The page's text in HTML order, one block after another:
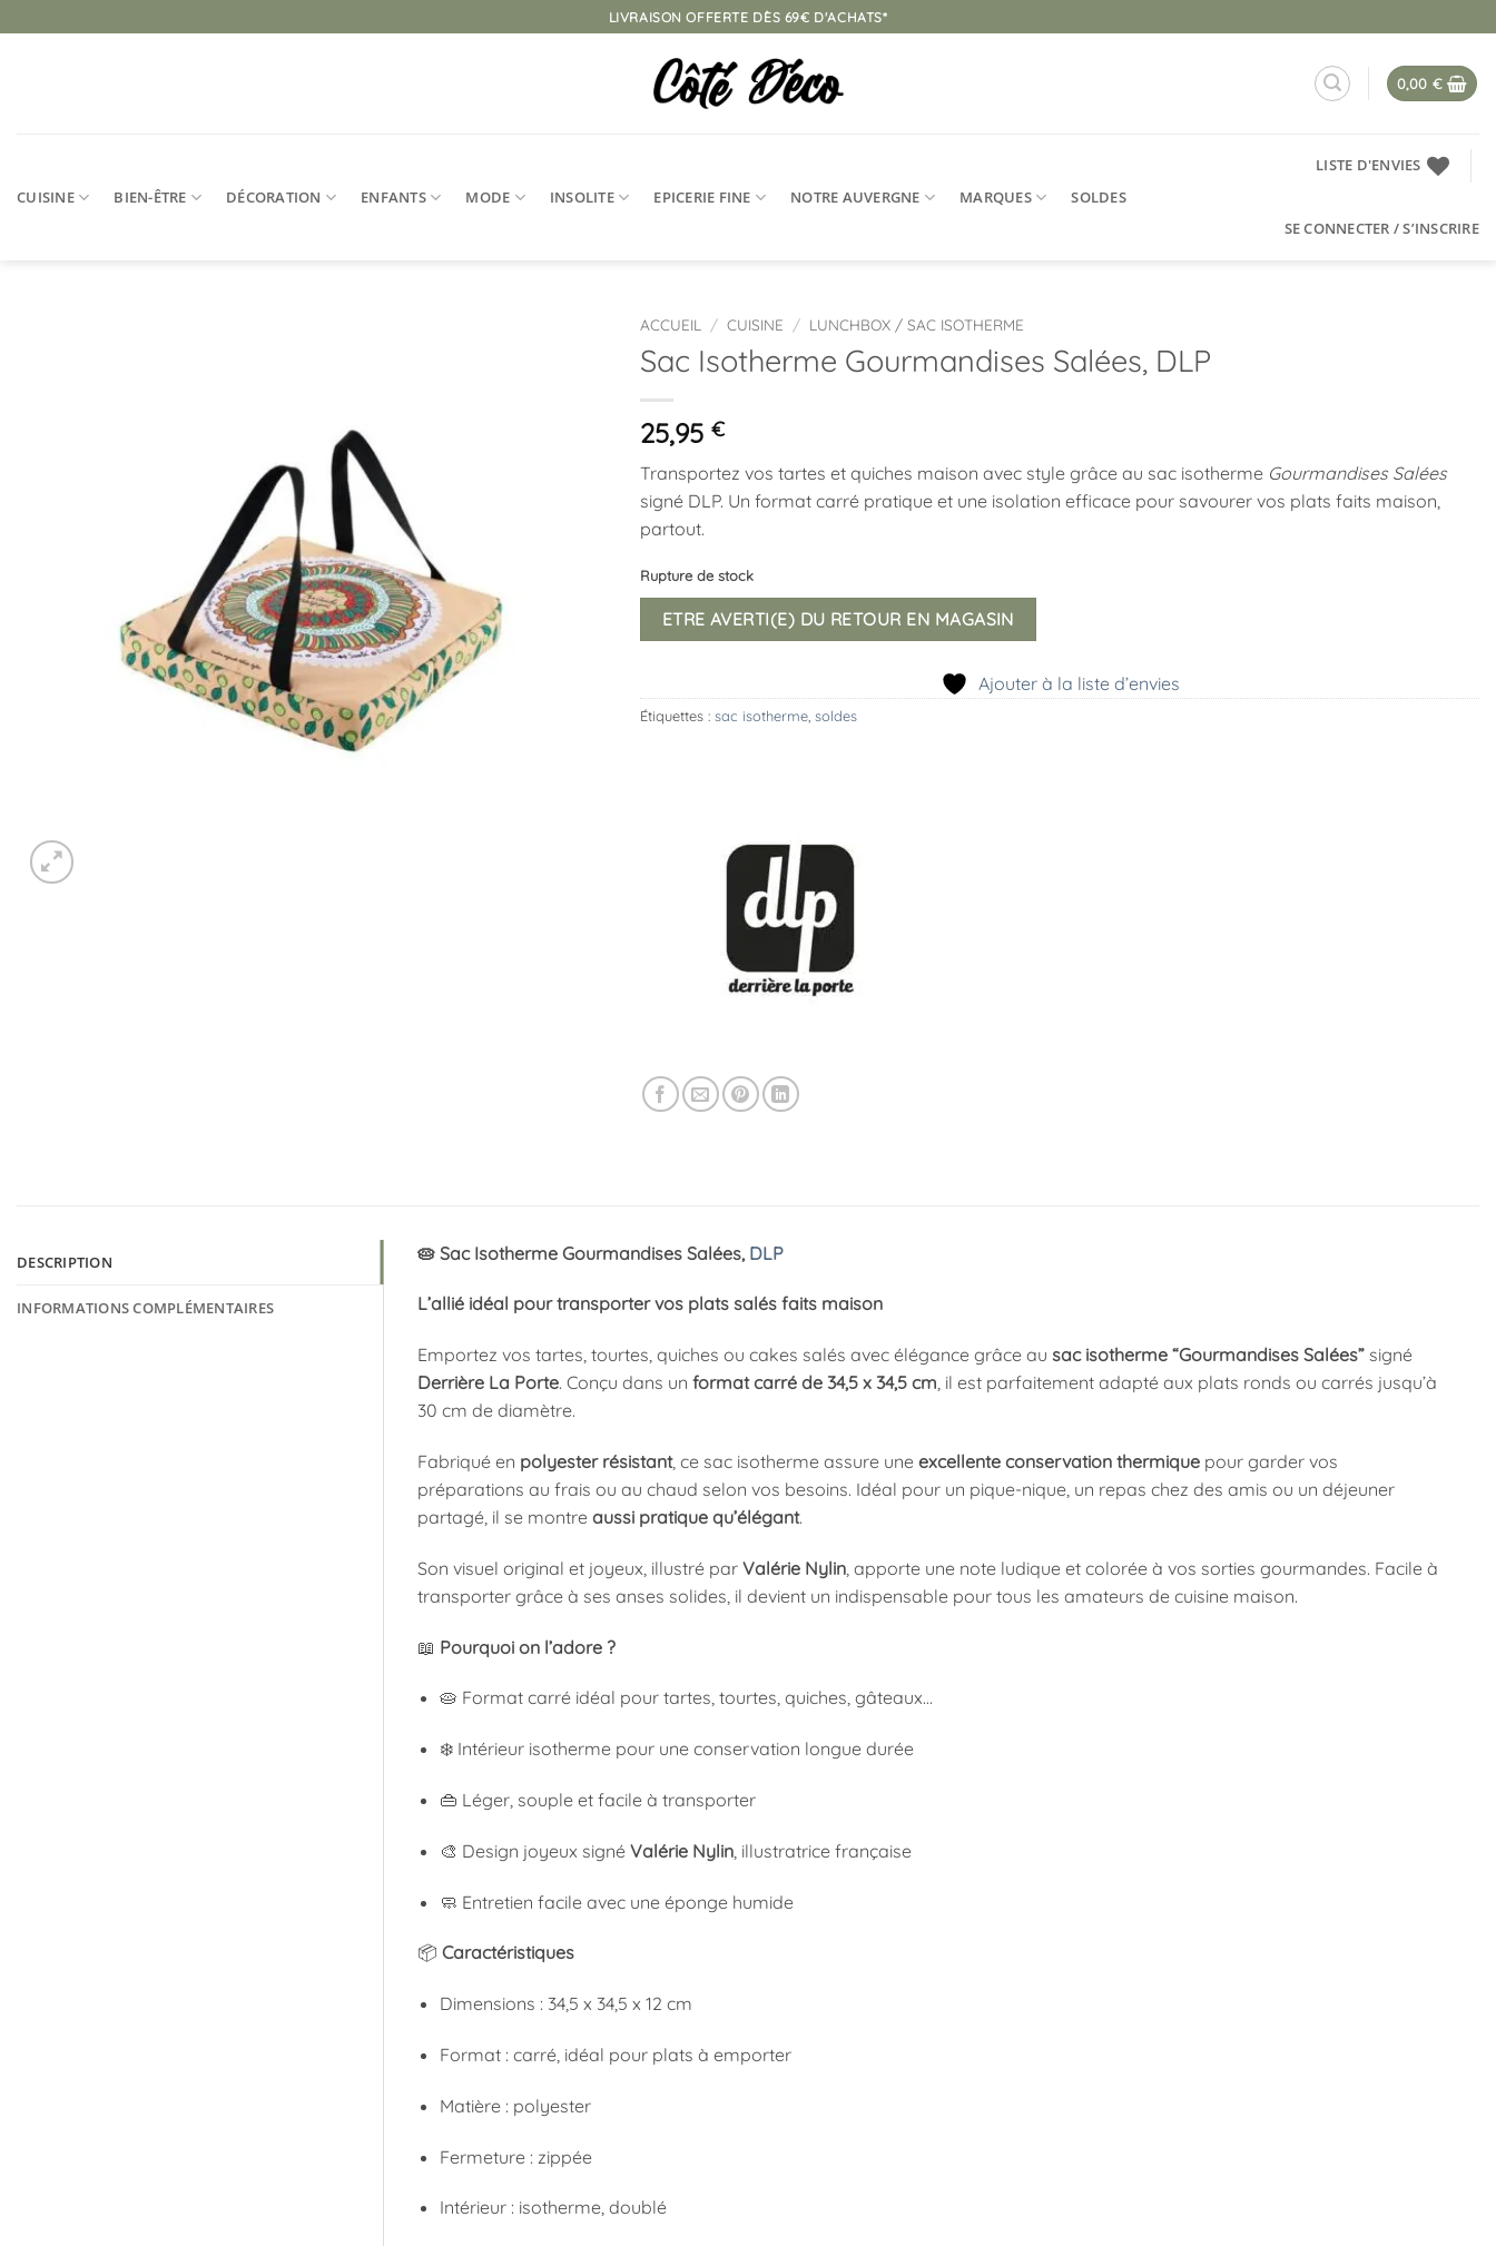
au
LIVRAISON OFFERTE DÈS 69€ D'ACHATS*
0,00 €
CUISINE BIEN-ÊTRE DÉCORATION ENFANTS MODE INSOLITE EPICERIE FINE NOTRE AUVERGNE MARQUES SOLDES
LISTE D'ENVIES
SE CONNECTER / S’INSCRIRE
ACCUEIL / CUISINE / LUNCHBOX / SAC ISOTHERME
Sac Isotherme Gourmandises Salées, DLP
25,95 €
Transportez vos tartes et quiches maison avec style grâce au sac isotherme Gourmandises Salées
signé DLP. Un format carré pratique et une isolation efficace pour savourer vos plats faits maison,
partout.
Rupture de stock
ETRE AVERTI(E) DU RETOUR EN MAGASIN
Ajouter à la liste d’envies
Étiquettes : sac isotherme soldes
DESCRIPTION
INFORMATIONS COMPLÉMENTAIRES
🥧 Sac Isotherme Gourmandises Salées, DLP
L’allié idéal pour transporter vos plats salés faits maison
Emportez vos tartes, tourtes, quiches ou cakes salés avec élégance grâce au sac isotherme “Gourmandises Salées”signé
Derrière La Porte. Conçu dans un format carré de 34,5 x 34,5 cm, il est parfaitement adapté aux plats ronds ou carrés jusqu’à
30 cm de diamètre.
Fabriqué en polyester résistant, ce sac isotherme assure une excellente conservation thermiquepour garder vos
préparations au frais ou au chaud selon vos besoins. Idéal pour un pique-nique, un repas chez des amis ou un déjeuner
partagé, il se montre aussi pratique qu’élégant.
Son visuel original et joyeux, illustré par Valérie Nylin, apporte une note ludique et colorée à vos sorties gourmandes. Facile à
transporter grâce à ses anses solides, il devient un indispensable pour tous les amateurs de cuisine maison.
📖 Pourquoi on l’adore ?
🥧 Format carré idéal pour tartes, tourtes, quiches, gâteaux…
❄️ Intérieur isotherme pour une conservation longue durée
👜 Léger, souple et facile à transporter
🎨 Design joyeux signéValérie Nylin , illustratrice française
🧼 Entretien facile avec une éponge humide
📦 Caractéristiques
Dimensions : 34,5 x 34,5 x 12 cm
Format : carré, idéal pour plats à emporter
Matière : polyester
Fermeture : zippée
Intérieur : isotherme, doublé